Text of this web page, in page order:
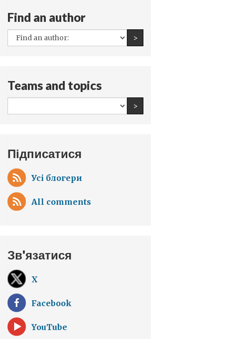
Find an author
All
authors:
>Find an author
Teams and topics
All
teams
>Find an author
Підписатися
Усі блогери
All comments
Зв'язатися
X
Facebook
YouTube